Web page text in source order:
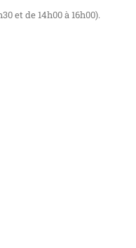
et de 14h00 à 16h00).